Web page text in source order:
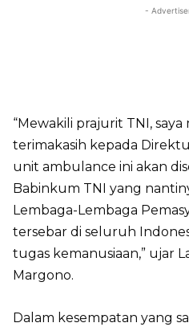
-
“Mewakili prajurit TNI,
terimakasih kepada
unit ambulance ini akan
Babinkum TNI yang
Lembaga-Lembaga
tersebar di seluruh
tugas kemanusiaan,” ujar
Margono.
Dalam kesempatan yang